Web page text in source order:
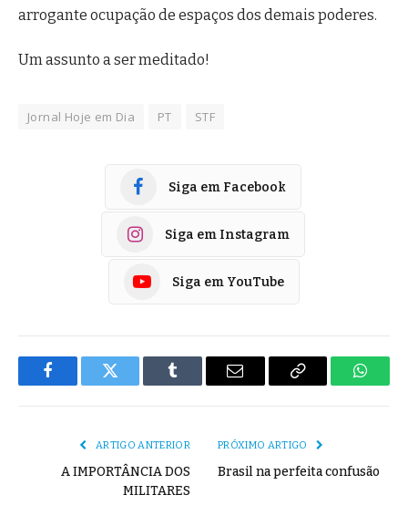
arrogante ocupação de espaços dos demais poderes.
Um assunto a ser meditado!
Jornal Hoje em Dia PT STF
Siga em Facebook
Siga em Instagram
Siga em YouTube
FacebookTwitter Tumblr
E-
Copiar
ARTIGO ANTERIOR
A IMPORTÂNCIA DOS
MILITARES
PRÓXIMO ARTIGO
Brasil na perfeita confusão